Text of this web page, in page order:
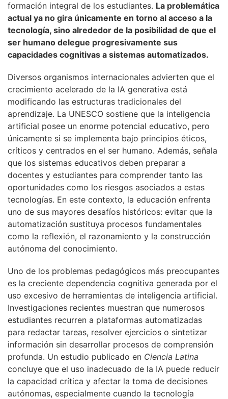
formación integral de los estudiantes. La problemática
actual ya no gira únicamente en torno al acceso a la
tecnología, sino alrededor de la posibilidad de que el
ser humano delegue progresivamente sus
capacidades cognitivas a sistemas automatizados.
Diversos organismos internacionales advierten que el
crecimiento acelerado de la IA generativa está
modificando las estructuras tradicionales del
aprendizaje. La UNESCO sostiene que la inteligencia
artificial posee un enorme potencial educativo, pero
únicamente si se implementa bajo principios éticos,
críticos y centrados en el ser humano. Además, señala
que los sistemas educativos deben preparar a
docentes y estudiantes para comprender tanto las
oportunidades como los riesgos asociados a estas
tecnologías. En este contexto, la educación enfrenta
uno de sus mayores desafíos históricos: evitar que la
automatización sustituya procesos fundamentales
como la reflexión, el razonamiento y la construcción
autónoma del conocimiento.
Uno de los problemas pedagógicos más preocupantes
es la creciente dependencia cognitiva generada por el
uso excesivo de herramientas de inteligencia artificial.
Investigaciones recientes muestran que numerosos
estudiantes recurren a plataformas automatizadas
para redactar tareas, resolver ejercicios o sintetizar
información sin desarrollar procesos de comprensión
profunda. Un estudio publicado en Ciencia Latina
concluye que el uso inadecuado de la IA puede reducir
la capacidad crítica y afectar la toma de decisiones
autónomas, especialmente cuando la tecnología